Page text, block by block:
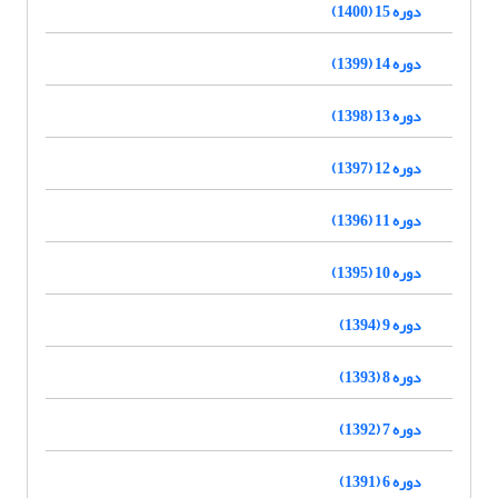
دوره 15 (1400)
دوره 14 (1399)
دوره 13 (1398)
دوره 12 (1397)
دوره 11 (1396)
دوره 10 (1395)
دوره 9 (1394)
دوره 8 (1393)
دوره 7 (1392)
دوره 6 (1391)